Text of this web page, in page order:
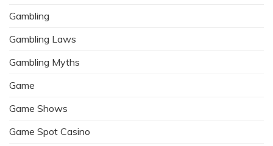
Gambling
Gambling Laws
Gambling Myths
Game
Game Shows
Game Spot Casino